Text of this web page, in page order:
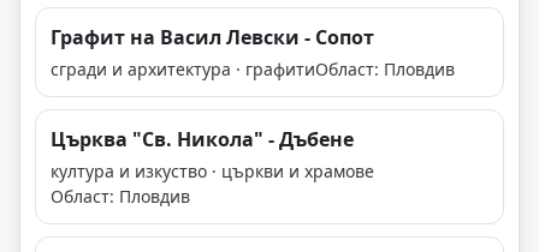
Графит на Васил Левски - Сопот
сгради и архитектура · графитиОбласт: Пловдив
Църква "Св. Никола" - Дъбене
култура и изкуство · църкви и храмове
Област: Пловдив